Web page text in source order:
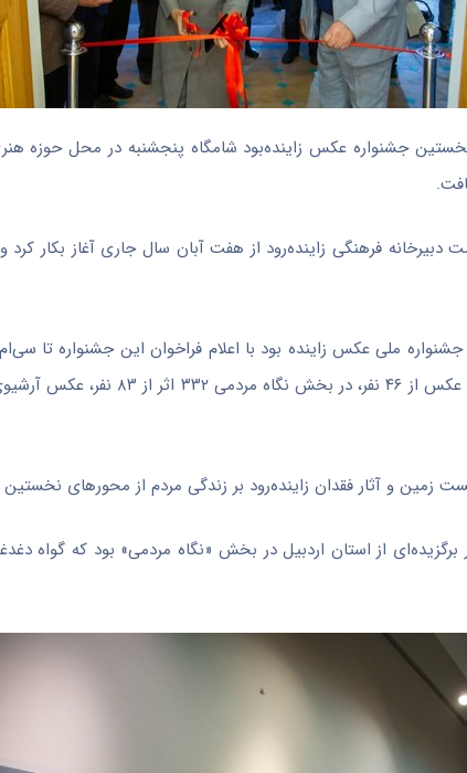
نخستین جشنواره عکس زاینده‌بود شامگاه پنجشنبه در محل حوزه
دبیرخانه فرهنگی زاینده‌رود از هفت آبان سال جاری آغاز بکار کرد
زمین و آثار فقدان زاینده‌رود بر زندگی مردم از محورهای
از استان اردبیل در بخش «نگاه مردمی» بود که گواه